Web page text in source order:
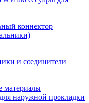
коннектор
и соединители
материалы
наружной прокладки